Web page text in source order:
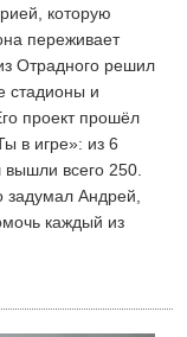
которую
переживает
Отрадного решил
стадионы и
проект прошёл
в игре»: из 6
всего 250.
задумал Андрей,
каждый из